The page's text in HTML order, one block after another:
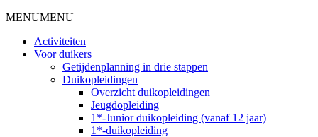
MENUMENU
Activiteiten
Voor duikers
Getijdenplanning in drie stappen
Duikopleidingen
Overzicht duikopleidingen
Jeugdopleiding
1*-Junior duikopleiding (vanaf 12 jaar)
1*-duikopleiding